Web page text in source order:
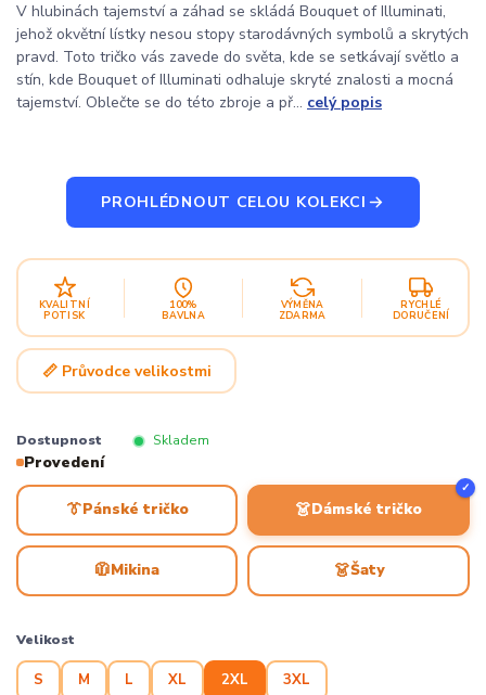
V hlubinách tajemství a záhad se skládá Bouquet of Illuminati,
jehož okvětní lístky nesou stopy starodávných symbolů a skrytých
pravd. Toto tričko vás zavede do světa, kde se setkávají světlo a
stín, kde Bouquet of Illuminati odhaluje skryté znalosti a mocná
tajemství. Oblečte se do této zbroje a př... celý popis
PROHLÉDNOUT CELOU KOLEKCI
KVALITNÍ
POTISK
100%
BAVLNA
VÝMĚNA
ZDARMA
RYCHLÉ
DORUČENÍ
📏 Průvodce velikostmi
Dostupnost Skladem
Provedení
👔Pánské tričko 👗Dámské tričko
✓
🧥Mikina 👗Šaty
Velikost
S M L XL 2XL 3XL